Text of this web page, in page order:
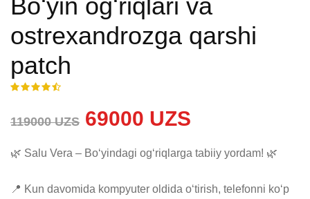
Boʻyin ogʻriqlari va
ostrexandrozga qarshi
patch
119000 UZS 69000 UZS
🌿 Salu Vera – Bo‘yindagi og‘riqlarga tabiiy yordam! 🌿
📍 Kun davomida kompyuter oldida o‘tirish, telefonni ko‘p